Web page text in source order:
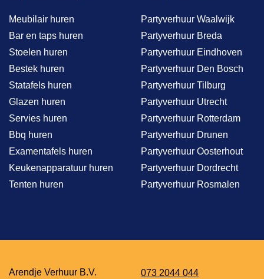
Meubilair huren
Bar en taps huren
Stoelen huren
Bestek huren
Statafels huren
Glazen huren
Servies huren
Bbq huren
Examentafels huren
Keukenapparatuur huren
Tenten huren
Partyverhuur Waalwijk
Partyverhuur Breda
Partyverhuur Eindhoven
Partyverhuur Den Bosch
Partyverhuur Tilburg
Partyverhuur Utrecht
Partyverhuur Rotterdam
Partyverhuur Drunen
Partyverhuur Oosterhout
Partyverhuur Dordrecht
Partyverhuur Rosmalen
Arendje Verhuur B.V. 073 2044 044